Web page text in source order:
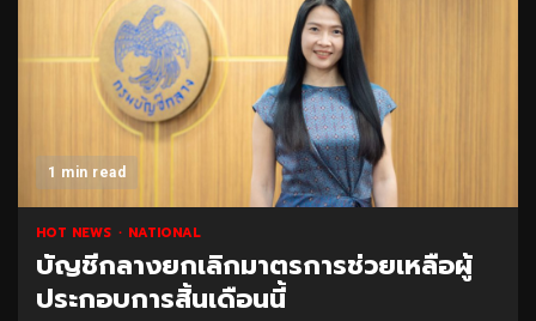
1 min read
HOT NEWS NATIONAL
บัญชีกลางยกเลิกมาตรการช่วยเหลือผู้
ประกอบการสิ้นเดือนนี้